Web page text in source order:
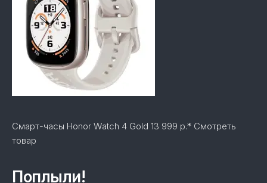
Смарт-часы Honor Watch 4 Gold 13 999 р.* Смотреть
товар
Поплыли!